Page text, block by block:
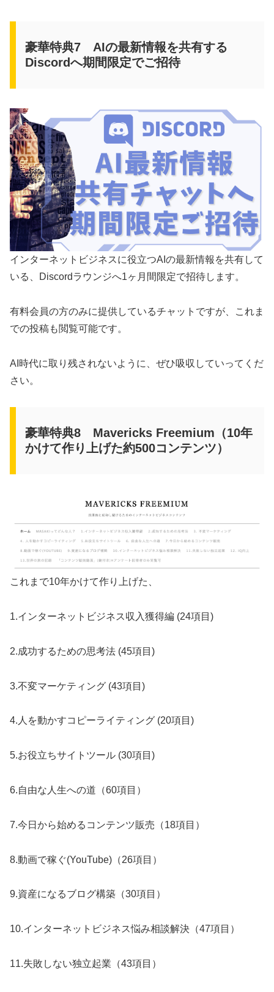
豪華特典7 AIの最新情報を共有する
Discordへ期間限定でご招待
インターネットビジネスに役立つAIの最新情報を共有して
いる、Discordラウンジへ1ヶ月間限定で招待します。
有料会員の方のみに提供しているチャットですが、これま
での投稿も閲覧可能です。
AI時代に取り残されないように、ぜひ吸収していってくだ
さい。
豪華特典8 Mavericks Freemium（10年
かけて作り上げた約500コンテンツ）
これまで10年かけて作り上げた、
1.インターネットビジネス収入獲得編 (24項目)
2.成功するための思考法 (45項目)
3.不変マーケティング (43項目)
4.人を動かすコピーライティング (20項目)
5.お役立ちサイトツール (30項目)
6.自由な人生への道（60項目）
7.今日から始めるコンテンツ販売（18項目）
8.動画で稼ぐ(YouTube)（26項目）
9.資産になるブログ構築（30項目）
10.インターネットビジネス悩み相談解決（47項目）
11.失敗しない独立起業（43項目）